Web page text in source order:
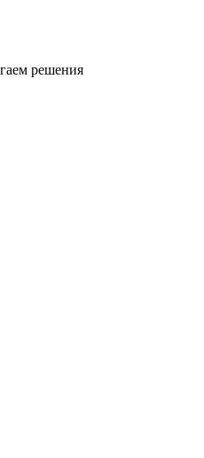
решения